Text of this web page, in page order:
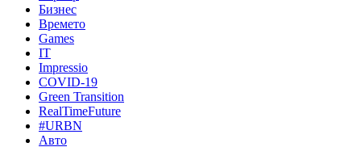
Бизнес
Времето
Games
IT
Impressio
COVID-19
Green Transition
RealTimeFuture
#URBN
Авто